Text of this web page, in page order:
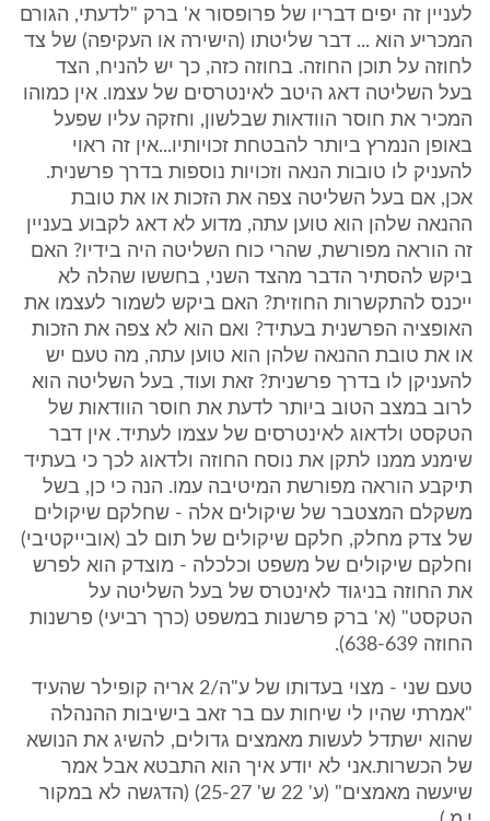
לעניין זה יפים דבריו של פרופסור א' ברק "לדעתי, הגורם
המכריע הוא ... דבר שליטתו (הישירה או העקיפה) של צד
לחוזה על תוכן החוזה. בחוזה כזה, כך יש להניח, הצד
בעל השליטה דאג היטב לאינטרסים של עצמו. אין כמוהו
המכיר את חוסר הוודאות שבלשון, וחזקה עליו שפעל
באופן הנמרץ ביותר להבטחת זכויותיו...אין זה ראוי
להעניק לו טובות הנאה וזכויות נוספות בדרך פרשנית.
אכן, אם בעל השליטה צפה את הזכות או את טובת
ההנאה שלהן הוא טוען עתה, מדוע לא דאג לקבוע בעניין
זה הוראה מפורשת, שהרי כוח השליטה היה בידיו? האם
ביקש להסתיר הדבר מהצד השני, בחששו שהלה לא
ייכנס להתקשרות החוזית? האם ביקש לשמור לעצמו את
האופציה הפרשנית בעתיד? ואם הוא לא צפה את הזכות
או את טובת ההנאה שלהן הוא טוען עתה, מה טעם יש
להעניקן לו בדרך פרשנית? זאת ועוד, בעל השליטה הוא
לרוב במצב הטוב ביותר לדעת את חוסר הוודאות של
הטקסט ולדאוג לאינטרסים של עצמו לעתיד. אין דבר
שימנע ממנו לתקן את נוסח החוזה ולדאוג לכך כי בעתיד
תיקבע הוראה מפורשת המיטיבה עמו. הנה כי כן, בשל
משקלם המצטבר של שיקולים אלה - שחלקם שיקולים
של צדק מחלק, חלקם שיקולים של תום לב (אובייקטיבי)
וחלקם שיקולים של משפט וכלכלה - מוצדק הוא לפרש
את החוזה בניגוד לאינטרס של בעל השליטה על
הטקסט" (א' ברק פרשנות במשפט (כרך רביעי) פרשנות
החוזה 638-639).
טעם שני - מצוי בעדותו של ע"ה/2 אריה קופילר שהעיד
"אמרתי שהיו לי שיחות עם בר זאב בישיבות ההנהלה
שהוא ישתדל לעשות מאמצים גדולים, להשיג את הנושא
של הכשרות.אני לא יודע איך הוא התבטא אבל אמר
שיעשה מאמצים" (ע' 22 ש' 25-27) (הדגשה לא במקור